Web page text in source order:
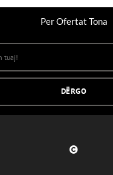
Per Ofertat Tona